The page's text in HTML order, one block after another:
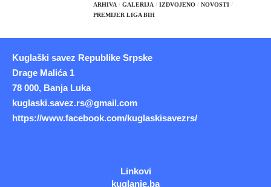
ARHIVA GALERIJA IZDVOJENO
NOVOSTI
PREMIJER LIGA BIH
Kuglaški savez Republike Srpske
Drage Malića 1
78 000, Banja Luka
kuglaski.savez.rs@gmail.com
https://www.facebook.com/kuglaskisavezrs/
Linkovi
kuglanje.ba